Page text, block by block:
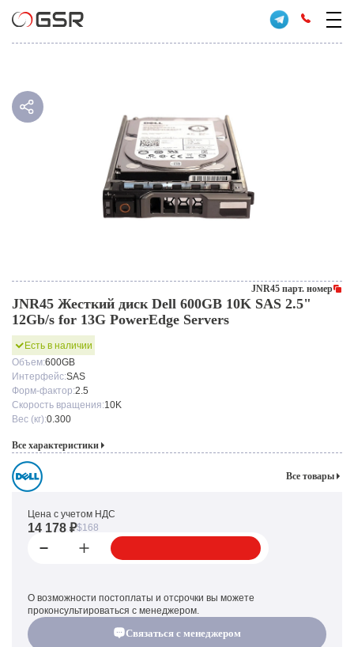
JNR45 парт. номер
JNR45 Жесткий диск Dell 600GB 10K SAS 2.5"
12Gb/s for 13G PowerEdge Servers
Есть в наличии
Объем:600GB
Интерфейс:SAS
Форм-фактор:2.5
Скорость вращения:10K
Вес (кг):0.300
Все характеристики
Все товары
Цена с учетом НДС
14 178 ₽$168
О возможности постоплаты и отсрочки вы можете
проконсультироваться с менеджером.
Связаться с менеджером